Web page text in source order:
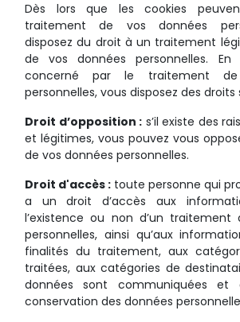
Dès lors que les cookies
traitement de vos données
disposez du droit à un traitement
de vos données personnelles.
concerné par le traitement
personnelles, vous disposez des droits
Droit d’opposition : s’il existe des
et légitimes, vous pouvez vous
de vos données personnelles.
Droit d'accès : toute personne qui
a un droit d’accès aux
l’existence ou non d’un traitement
personnelles, ainsi qu’aux
finalités du traitement, aux
traitées, aux catégories de
données sont communiquées
conservation des données